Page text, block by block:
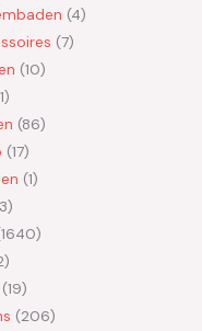
4
7
10
1
86
17
1
1640
19
206